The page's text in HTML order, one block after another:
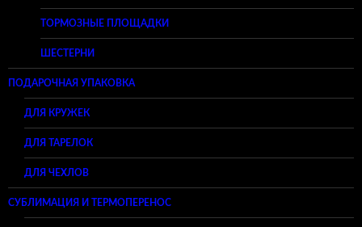
ТОРМОЗНЫЕ ПЛОЩАДКИ
ШЕСТЕРНИ
ПОДАРОЧНАЯ УПАКОВКА
ДЛЯ КРУЖЕК
ДЛЯ ТАРЕЛОК
ДЛЯ ЧЕХЛОВ
СУБЛИМАЦИЯ И ТЕРМОПЕРЕНОС